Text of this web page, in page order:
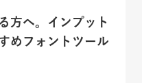
方へ。インプット
めフォントツール